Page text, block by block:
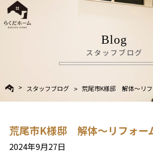
Blog
スタッフブログ
スタッフブログ 荒尾市K様邸 解体～リ
荒尾市K様邸 解体～リフォー
2024年9月27日